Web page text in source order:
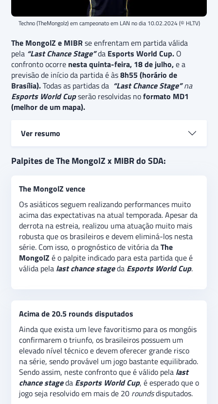
Techno (TheMongolz) em campeonato em LAN no dia 10.02.2024 (© HLTV)
The MongolZ e MIBRse enfrentam em partida válida
pela “Last Chance Stage”da Esports World Cup. O
confronto ocorre nesta quinta-feira, 18 de julho,e a
previsão de início da partida é às8h55 (horário de
Brasília).Todas as partidas da “Last Chance Stage”na
Esports World Cupserão resolvidas noformato MD1
(melhor de um mapa).
Ver resumo
The MongolZ e MIBRse enfrentamnaLast Chance
Esports World Cup
MIBRse enfrentam em fase da competição que
quem perder estará eliminado, enquanto o vencedor
segue na briga pela última vaga nos playoffs.O
palpite é de vitória daThe Mongolz,que
indiscutivelmente tem feito performances mais
sólidas que os brasileiros no cenário do ‘Tier S’.
Também é esperado um jogo equilibrado, indicando
uma aposta extra no mercado“Acima de 20.5
rounds disputados”
Palpites de The MongolZ x MIBR do SDA:
The MongolZ vence
Os asiáticos seguem realizando performances muito
acima das expectativas na atual temporada. Apesar da
derrota na estreia, realizou uma atuação muito mais
robusta que os brasileiros e devem eliminá-los nesta
série. Com isso, o prognóstico de vitória daThe
MongolZ é o palpite indicado para esta partida que é
válida pela last chance stageda Esports World Cup.
Acima de 20.5 rounds disputados
Ainda que exista um leve favoritismo para os mongóis
confirmarem o triunfo, os brasileiros possuem um
elevado nível técnico e devem oferecer grande risco
na série, sendo provável um jogo bastante equilibrado.
Sendo assim, neste confronto que é válido pela last
chance stageda Esports World Cup, é esperado que o
jogo seja resolvido em mais de 20 roundsdisputados.